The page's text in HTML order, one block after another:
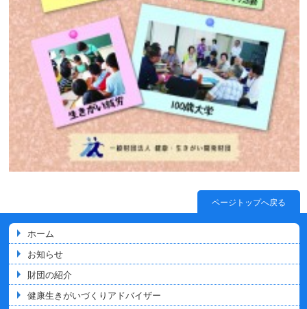
ページトップへ戻る
ホーム
お知らせ
財団の紹介
健康生きがいづくりアドバイザー